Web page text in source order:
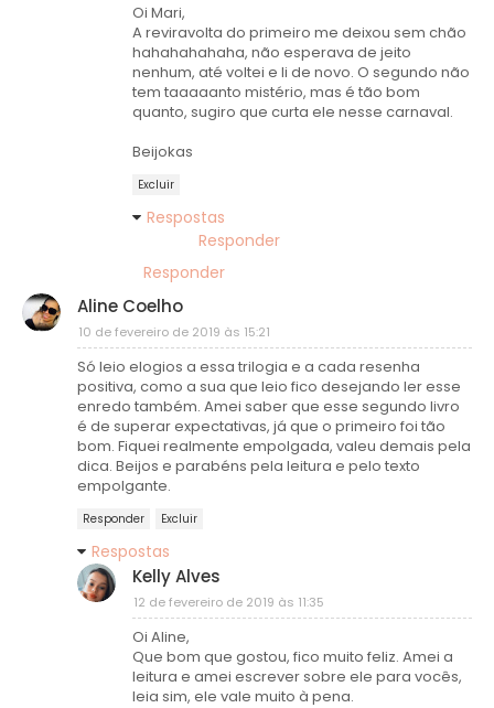
Oi Mari,
A reviravolta do primeiro me deixou sem chão
hahahahahaha, não esperava de jeito
nenhum, até voltei e li de novo. O segundo não
tem taaaaanto mistério, mas é tão bom
quanto, sugiro que curta ele nesse carnaval.
Beijokas
Excluir
Respostas
Responder
Responder
Aline Coelho
10 de fevereiro de 2019 às 15:21
Só leio elogios a essa trilogia e a cada resenha
positiva, como a sua que leio fico desejando ler esse
enredo também. Amei saber que esse segundo livro
é de superar expectativas, já que o primeiro foi tão
bom. Fiquei realmente empolgada, valeu demais pela
dica. Beijos e parabéns pela leitura e pelo texto
empolgante.
Responder Excluir
Respostas
Kelly Alves
12 de fevereiro de 2019 às 11:35
Oi Aline,
Que bom que gostou, fico muito feliz. Amei a
leitura e amei escrever sobre ele para vocês,
leia sim, ele vale muito à pena.